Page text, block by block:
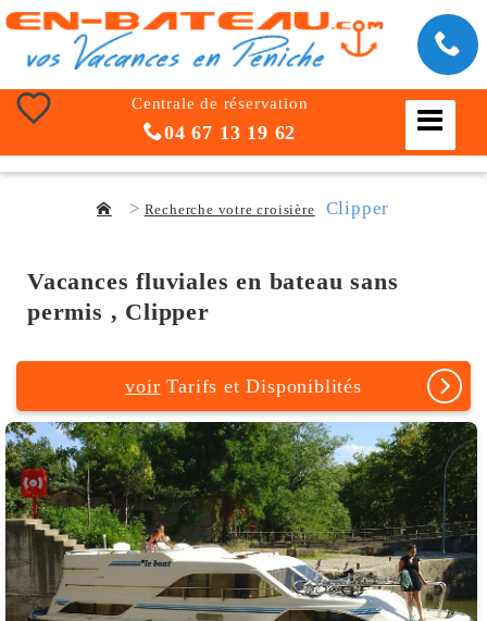
Centrale de réservation
04 67 13 19 62
Recherche votre croisière Clipper
Vacances fluviales en bateau sans
permis , Clipper
voir Tarifs et Disponiblités